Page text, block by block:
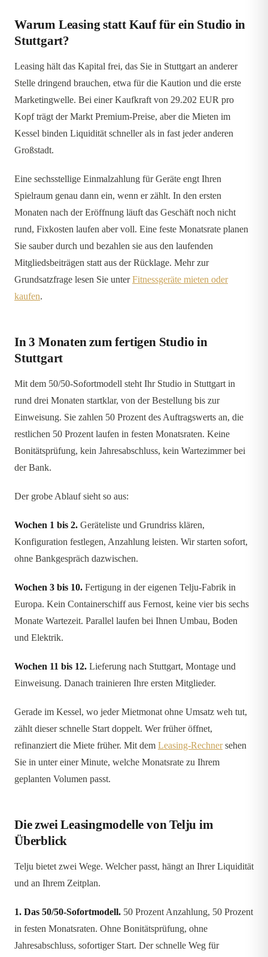
Warum Leasing statt Kauf für ein Studio in
Stuttgart?
Leasing hält das Kapital frei, das Sie in Stuttgart an anderer
Stelle dringend brauchen, etwa für die Kaution und die erste
Marketingwelle. Bei einer Kaufkraft von 29.202 EUR pro
Kopf trägt der Markt Premium-Preise, aber die Mieten im
Kessel binden Liquidität schneller als in fast jeder anderen
Großstadt.
Eine sechsstellige Einmalzahlung für Geräte engt Ihren
Spielraum genau dann ein, wenn er zählt. In den ersten
Monaten nach der Eröffnung läuft das Geschäft noch nicht
rund, Fixkosten laufen aber voll. Eine feste Monatsrate planen
Sie sauber durch und bezahlen sie aus den laufenden
Mitgliedsbeiträgen statt aus der Rücklage. Mehr zur
Grundsatzfrage lesen Sie unterFitnessgeräte mieten oder
kaufen.
In 3 Monaten zum fertigen Studio in
Stuttgart
Mit dem 50/50-Sofortmodell steht Ihr Studio in Stuttgart in
rund drei Monaten startklar, von der Bestellung bis zur
Einweisung. Sie zahlen 50 Prozent des Auftragswerts an, die
restlichen 50 Prozent laufen in festen Monatsraten. Keine
Bonitätsprüfung, kein Jahresabschluss, kein Wartezimmer bei
der Bank.
Der grobe Ablauf sieht so aus:
Wochen 1 bis 2. Geräteliste und Grundriss klären,
Konfiguration festlegen, Anzahlung leisten. Wir starten sofort,
ohne Bankgespräch dazwischen.
Wochen 3 bis 10. Fertigung in der eigenen Telju-Fabrik in
Europa. Kein Containerschiff aus Fernost, keine vier bis sechs
Monate Wartezeit. Parallel laufen bei Ihnen Umbau, Boden
und Elektrik.
Wochen 11 bis 12. Lieferung nach Stuttgart, Montage und
Einweisung. Danach trainieren Ihre ersten Mitglieder.
Gerade im Kessel, wo jeder Mietmonat ohne Umsatz weh tut,
zählt dieser schnelle Start doppelt. Wer früher öffnet,
refinanziert die Miete früher. Mit dem Leasing-Rechnersehen
Sie in unter einer Minute, welche Monatsrate zu Ihrem
geplanten Volumen passt.
Die zwei Leasingmodelle von Telju im
Überblick
Telju bietet zwei Wege. Welcher passt, hängt an Ihrer Liquidität
und an Ihrem Zeitplan.
1. Das 50/50-Sofortmodell. 50 Prozent Anzahlung, 50 Prozent
in festen Monatsraten. Ohne Bonitätsprüfung, ohne
Jahresabschluss, sofortiger Start. Der schnelle Weg für